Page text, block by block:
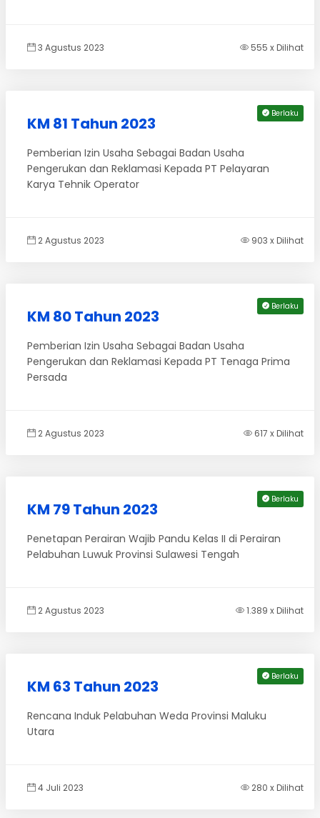
3 Agustus 2023 555 x Dilihat
Berlaku
KM 81 Tahun 2023
Pemberian Izin Usaha Sebagai Badan Usaha
Pengerukan dan Reklamasi Kepada PT Pelayaran
Karya Tehnik Operator
2 Agustus 2023 903 x Dilihat
Berlaku
KM 80 Tahun 2023
Pemberian Izin Usaha Sebagai Badan Usaha
Pengerukan dan Reklamasi Kepada PT Tenaga Prima
Persada
2 Agustus 2023 617 x Dilihat
Berlaku
KM 79 Tahun 2023
Penetapan Perairan Wajib Pandu Kelas II di Perairan
Pelabuhan Luwuk Provinsi Sulawesi Tengah
2 Agustus 2023 1.389 x Dilihat
Berlaku
KM 63 Tahun 2023
Rencana Induk Pelabuhan Weda Provinsi Maluku
Utara
4 Juli 2023 280 x Dilihat